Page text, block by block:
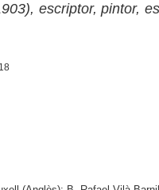
escriptor, pintor,